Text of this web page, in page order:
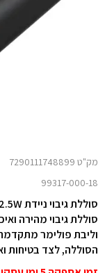
מק"ט 7290111748899
99317-000-18
סוללת גיבוי ניידת MPB30PD 22.5W מבית Miracase
וליבת פולימר
הסוללה, לצד בטיחות